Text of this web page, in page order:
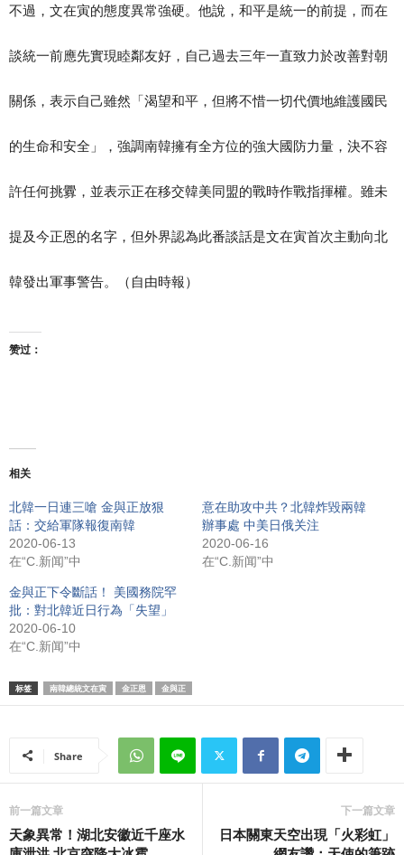
不過，文在寅的態度異常強硬。他說，和平是統一的前提，而在
談統一前應先實現睦鄰友好，自己過去三年一直致力於改善對朝
關係，表示自己雖然「渴望和平，但將不惜一切代價地維護國民
的生命和安全」，強調南韓擁有全方位的強大國防力量，決不容
許任何挑釁，並表示正在移交韓美同盟的戰時作戰指揮權。雖未
提及今正恩的名字，但外界認為此番談話是文在寅首次主動向北
韓發出軍事警告。（自由時報）
赞过：
相关
北韓一日連三嗆 金與正放狠
話：交給軍隊報復南韓
2020-06-13
在“C.新闻”中
意在助攻中共？北韓炸毀兩韓
辦事處 中美日俄关注
2020-06-16
在“C.新闻”中
金與正下令斷話！ 美國務院罕
批：對北韓近日行為「失望」
2020-06-10
在“C.新闻”中
标签 南韓總統文在寅 金正恩 金與正
Share
前一篇文章
天象異常！湖北安徽近千座水
下一篇文章
日本關東天空出現「火彩虹」